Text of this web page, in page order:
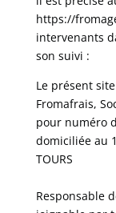
https://
intervenants
son suivi :
Le présent
Fromafrais,
pour numéro
domiciliée au
TOURS
Responsable